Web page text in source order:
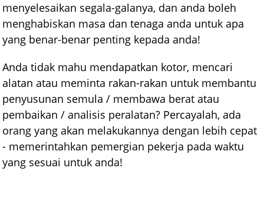
menyelesaikan segala-galanya, dan anda boleh
menghabiskan masa dan tenaga anda untuk apa
yang benar-benar penting kepada anda!
Anda tidak mahu mendapatkan kotor, mencari
alatan atau meminta rakan-rakan untuk membantu
penyusunan semula / membawa berat atau
pembaikan / analisis peralatan? Percayalah, ada
orang yang akan melakukannya dengan lebih cepat
- memerintahkan pemergian pekerja pada waktu
yang sesuai untuk anda!